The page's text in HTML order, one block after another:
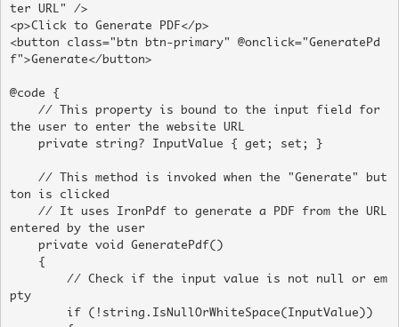
ter URL" />
<p>Click to Generate PDF</p>
<button class="btn btn-primary" @onclick="GeneratePd
f">Generate</button>
@code {
the user to enter the website URL
ton is clicked
entered by the user
pty